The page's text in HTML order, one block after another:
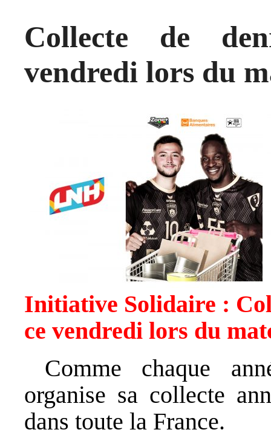
Collecte de
vendredi lors du
Initiative Solidaire :
ce vendredi lors du
Comme chaque
organise sa collecte
dans toute la France.